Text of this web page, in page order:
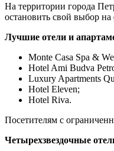
На территории города
остановить свой выбор
Лучшие отели и
Monte Casa Spa &
Hotel Ami Budva
Luxury Apartments
Hotel Eleven;
Hotel Riva.
Посетителям с
Четырехзвездочные